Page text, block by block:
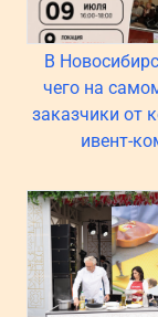
В
чего на
заказчики от
ивент-